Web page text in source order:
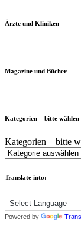
Ärzte und Kliniken
Magazine und Bücher
Kategorien – bitte wählen
Kategorien – bitte
Translate into:
Powered by